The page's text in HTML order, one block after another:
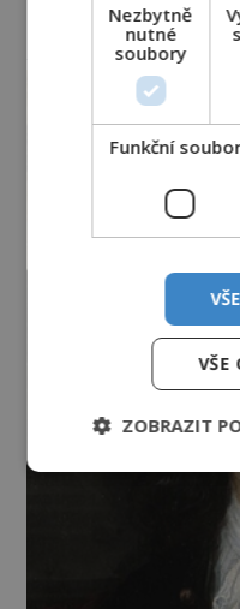
Nezbytně
nutné
soubory
Funkční
VŠE
ZOBRAZIT